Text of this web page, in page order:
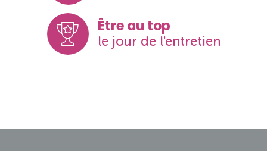
Être au top
le jour de l'entretien